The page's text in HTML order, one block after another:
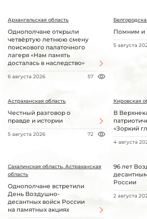
Архангельская область
Однополчане открыли
четвёртую летнюю смену
поискового палаточного
лагеря «Нам память
досталась в наследство»
6 августа 2026 57
Помним и
5 августа
Астраханская область
Честный разговор о
правде и истории
5 августа 2026 72
Кировская
В
«Зоркий
4 августа
Сахалинская область, Астраханская
область
Однополчане встретили
День Воздушно-
десантных войск России
на памятных акциях
96 лет
России
2 августа